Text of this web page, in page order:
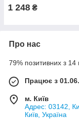
1 248 ₴
Про нас
79% позитивних з 14
Працює з
м. Київ
Адрес: 03142,
Київ, Україна